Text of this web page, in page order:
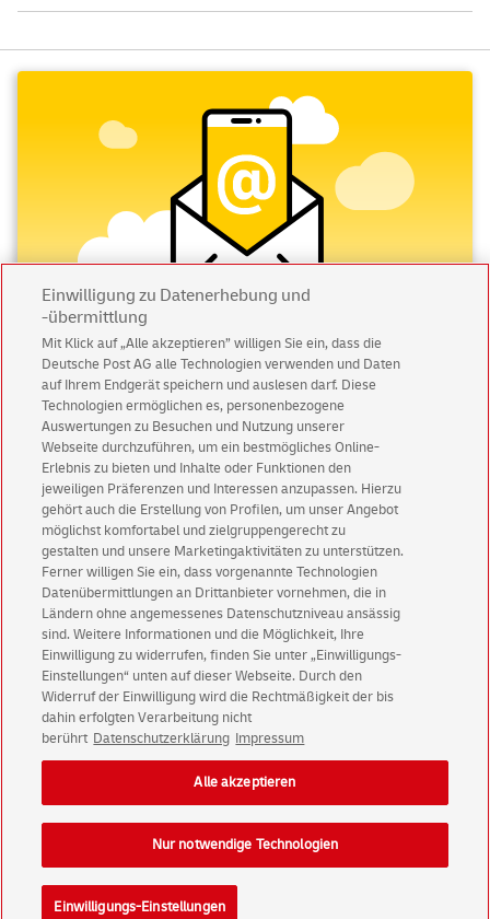
Abonnieren Sie unseren Newsletter
Immer informiert über exklusive Angebote und
Aktionen - jetzt mit Vorteil
Privatkundensichern sich einen5 € Gutschein
für POSTSCAN!
Geschäftskundenerhalten einen5 € Gutschein
für Briefmarke individuell!
Zur Newsletter-Anmeldung
© Thu Aug 06 23:32:32 CEST 2026 Deutsche Post AG
Impressum
Datenschutz
Einwilligungs-Einstellungen
Rechtliche Hinweise
Barrierefreiheit
Einwilligung zu Datenerhebung und
-übermittlung
Mit Klick auf „Alle akzeptieren” willigen Sie ein, dass die
Deutsche Post AG alle Technologien verwenden und Daten
auf Ihrem Endgerät speichern und auslesen darf. Diese
Technologien ermöglichen es, personenbezogene
Auswertungen zu Besuchen und Nutzung unserer
Webseite durchzuführen, um ein bestmögliches Online-
Erlebnis zu bieten und Inhalte oder Funktionen den
jeweiligen Präferenzen und Interessen anzupassen. Hierzu
gehört auch die Erstellung von Profilen, um unser Angebot
möglichst komfortabel und zielgruppengerecht zu
gestalten und unsere Marketingaktivitäten zu unterstützen.
Ferner willigen Sie ein, dass vorgenannte Technologien
Datenübermittlungen an Drittanbieter vornehmen, die in
Ländern ohne angemessenes Datenschutzniveau ansässig
sind. Weitere Informationen und die Möglichkeit, Ihre
Einwilligung zu widerrufen, finden Sie unter „Einwilligungs-
Einstellungen“ unten auf dieser Webseite. Durch den
Widerruf der Einwilligung wird die Rechtmäßigkeit der bis
dahin erfolgten Verarbeitung nicht
berührt Datenschutzerklärung Impressum
Einwilligungs-Einstellungen
Nur notwendige Technologien
Alle akzeptieren